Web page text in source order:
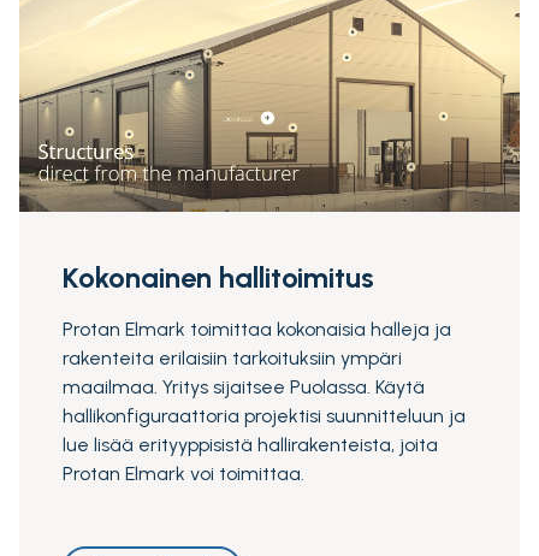
Kokonainen hallitoimitus
Protan Elmark toimittaa kokonaisia halleja ja
rakenteita erilaisiin tarkoituksiin ympäri
maailmaa. Yritys sijaitsee Puolassa. Käytä
hallikonfiguraattoria projektisi suunnitteluun ja
lue lisää erityyppisistä hallirakenteista, joita
Protan Elmark voi toimittaa.